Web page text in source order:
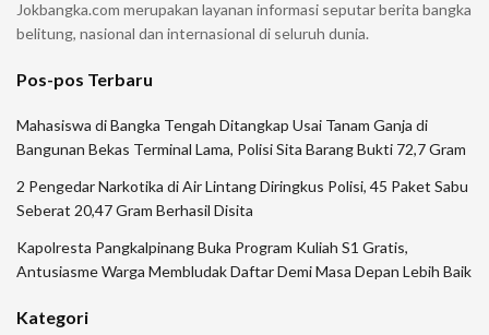
Jokbangka.com merupakan layanan informasi seputar berita bangka
belitung, nasional dan internasional di seluruh dunia.
Pos-pos Terbaru
Mahasiswa di Bangka Tengah Ditangkap Usai Tanam Ganja di
Bangunan Bekas Terminal Lama, Polisi Sita Barang Bukti 72,7 Gram
2 Pengedar Narkotika di Air Lintang Diringkus Polisi, 45 Paket Sabu
Seberat 20,47 Gram Berhasil Disita
Kapolresta Pangkalpinang Buka Program Kuliah S1 Gratis,
Antusiasme Warga Membludak Daftar Demi Masa Depan Lebih Baik
Kategori